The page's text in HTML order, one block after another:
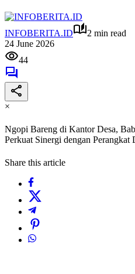
INFOBERITA.ID
2 min read
24 June 2026
44
×
Ngopi Bareng di Kantor Desa,
Perkuat Sinergi dengan Perangkat
Share this article